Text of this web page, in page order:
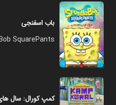
باب اسفنجی
SquarePants
کمپ کورال: سال